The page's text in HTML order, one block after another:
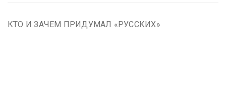
КТО И ЗАЧЕМ ПРИДУМАЛ «РУССКИХ»